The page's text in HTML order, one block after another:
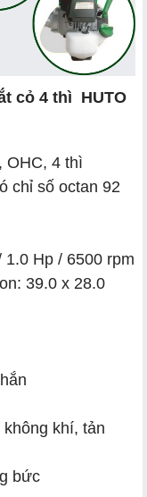
cỏ 4 thì HUTO
OHC, 4 thì
chỉ số octan 92
Hp / 6500 rpm
39.0 x 28.0
khí, tản
bức